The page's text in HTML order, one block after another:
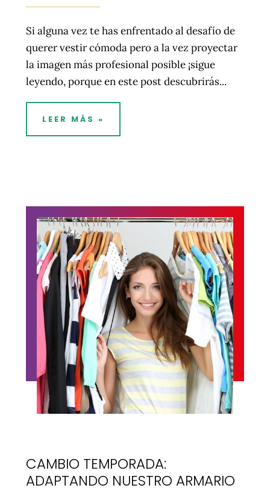
Si alguna vez te has enfrentado al desafío de
querer vestir cómoda pero a la vez proyectar
la imagen más profesional posible ¡sigue
leyendo, porque en este post descubrirás...
LEER MÁS »
CAMBIO TEMPORADA:
ADAPTANDO NUESTRO ARMARIO